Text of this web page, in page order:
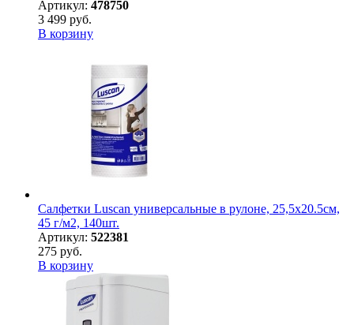
Артикул: 478750
3 499 руб.
В корзину
Салфетки Luscan универсальные в рулоне, 25,5х20.5см,
45 г/м2, 140шт.
Артикул: 522381
275 руб.
В корзину